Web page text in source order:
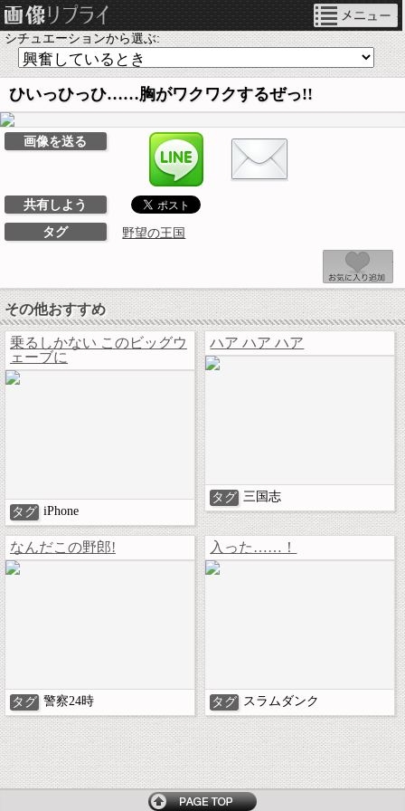
ネタ画像リプライ
シチュエーションから選ぶ:
ひいっひっひ……胸がワクワクするぜっ!!
画像を送る LINEで送る
共有しよう
タグ
野望の王国
その他おすすめ
乗るしかない このビッグウ
ェーブに
タグ iPhone
ハア ハア ハア
タグ 三国志
なんだこの野郎!
タグ 警察24時
入った……！
タグ スラムダンク